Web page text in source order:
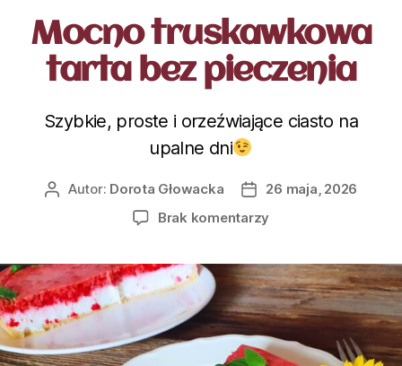
Mocno truskawkowa
tarta bez pieczenia
Szybkie, proste i orzeźwiające ciasto na
upalne dni
Autor: Dorota Głowacka
26 maja, 2026
Brak komentarzy